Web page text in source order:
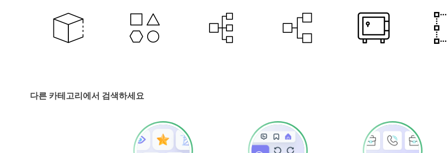
다른 카테고리에서 검색하세요